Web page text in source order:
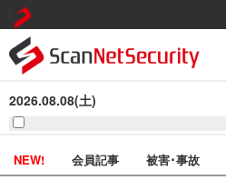
2026.08.08(土)
NEW! 会員記事 被害･事故